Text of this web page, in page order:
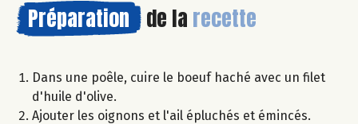
Préparation de la recette
Dans une poêle, cuire le boeuf haché avec un filet
d'huile d'olive.
Ajouter les oignons et l'ail épluchés et émincés.